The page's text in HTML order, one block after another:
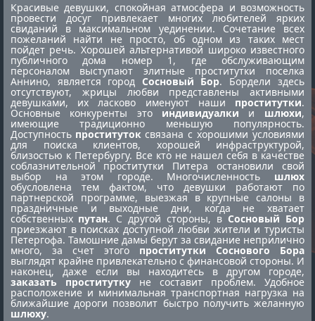
Красивые девушки, спокойная атмосфера и возможность
провести досуг привлекает многих любителей ярких
свиданий в максимальном уединении. Сочетание всех
пожеланий найти не просто, об одном из таких мест
пойдет речь. Хорошей альтернативой широко известного
публичного дома номер 1, где обслуживающим
персоналом выступают элитные проститутки поселка
Аннино, является город Сосновый Бор. Бордели здесь
отсутствуют, жрицы любви представлены активными
девушками, их ласково именуют наши проститутки.
Основные конкуренты это индивидуалки и шлюхи,
имеющие традиционно меньшую популярность.
Доступность проституток
для поиска клиентов, хорошей инфраструктурой,
близостью к Петербургу. Все кто не нашел себя в качестве
соблазнительной проститутки Питера
выбор на этом городе. Многочисленность шлюх
обусловлена тем фактом, что девушки работают по
партнерской программе, выезжая в крупные салоны в
праздничные и выходные дни, когда не хватает
собственных путан. С другой стороны, в Сосновый Бор
приезжают в поисках доступной любви жители и туристы
Петергофа. Тамошние дамы берут за свидание неприлично
много, за счет этого проститутки Соснового Бора
выглядят крайне привлекательно с финансовой стороны. И
наконец, даже если вы находитесь в другом городе,
заказать проститутку не составит проблем. Удобное
расположение и минимальная транспортная нагрузка на
ближайшие дороги позволит быстро получить желанную
шлюху.